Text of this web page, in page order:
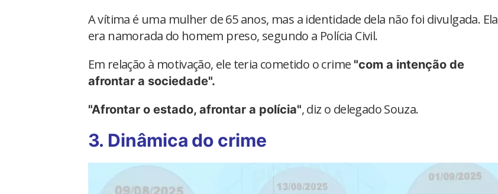
A vítima é uma mulher de 65 anos, mas a identidade dela não foi divulgada. Ela
era namorada do homem preso, segundo a Polícia Civil.
Em relação à motivação, ele teria cometido o crime "com a intenção de
afrontar a sociedade".
"Afrontar o estado, afrontar a polícia", diz o delegado Souza.
3. Dinâmica do crime